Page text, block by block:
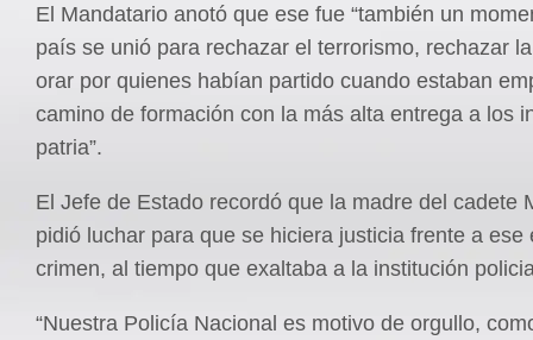
El Mandatario anotó que ese fue “también un
país se unió para rechazar el terrorismo, rechazar
orar por quienes habían partido cuando estaban
camino de formación con la más alta entrega a los
patria”.
El Jefe de Estado recordó que la madre del cadete
pidió luchar para que se hiciera justicia frente a ese
crimen, al tiempo que exaltaba a la institución
“Nuestra Policía Nacional es motivo de orgullo,